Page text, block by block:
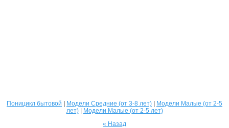
Поницикл бытовой Модели Средние (от 3-8 лет)
Модели Малые (от 2-5
лет)|
Модели Малые (от 2-5 лет)
« Назад